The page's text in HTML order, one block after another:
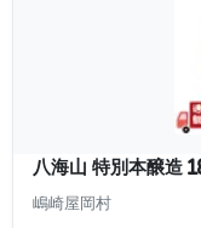
八海山 特別本醸造
嶋崎屋岡村